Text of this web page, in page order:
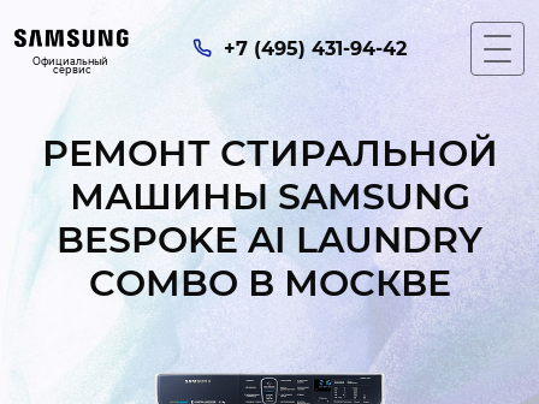
Официальный
сервис
+7 (495) 431-94-42
РЕМОНТ СТИРАЛЬНОЙ
МАШИНЫ SAMSUNG
BESPOKE AI LAUNDRY
COMBO В МОСКВЕ